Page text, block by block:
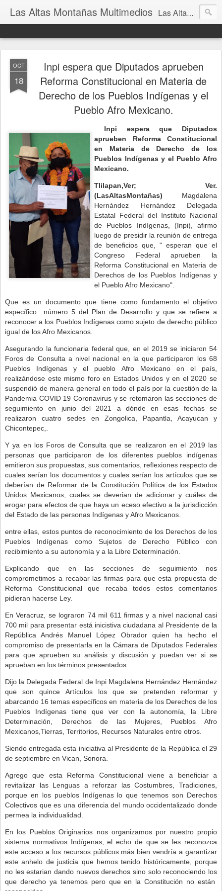
Las Altas Montañas Multimedios Las Altas Montañas Multimedios
OCT
18
Inpi espera que Diputados aprueben
Reforma Constitucional en Materia de
Derecho de los Pueblos Indígenas y el
Pueblo Afro Mexicano.
Inpi espera que Diputados
aprueben Reforma Constitucional
en Materia de Derecho de los
Pueblos Indígenas y el Pueblo Afro
Mexicano.
Tlilapan,Ver; Ver.
(LasAltasMontañas) Magdalena
Hernández Hernández Delegada
Estatal Federal del Instituto Nacional
de Pueblos Indígenas, (Inpi), afirmo
luego de presidir la reunión de entrega
de beneficios que, " esperan que el
Congreso Federal aprueben la
Reforma Constitucional en Materia de
Derechos de los Pueblos Indígenas y
el Pueblo Afro Mexicano".
Que es un documento que tiene como fundamento el objetivo
específico número 5 del Plan de Desarrollo y que se refiere a
reconocer a los Pueblos Indígenas como sujeto de derecho público
igual de los Afro Mexicanos.
Asegurando la funcionaria federal que, en el 2019 se iniciaron 54
Foros de Consulta a nivel nacional en la que participaron los 68
Pueblos Indígenas y el pueblo Afro Mexicano en el país,
realizándose este mismo foro en Estados Unidos y en el 2020 se
suspendió de manera general en todo el país por la cuestión de la
Pandemia COVID 19 Coronavirus y se retomaron las secciones de
seguimiento en junio del 2021 a dónde en esas fechas se
realizaron cuatro sedes en Zongolica, Papantla, Acayucan y
Chicontepec,.
Y ya en los Foros de Consulta que se realizaron en el 2019 las
personas que participaron de los diferentes pueblos indígenas
emitieron sus propuestas, sus comentarios, reflexiones respecto de
cuales serían los documentos y cuales serían los artículos que se
deberían de Reformar de la Constitución Política de los Estados
Unidos Mexicanos, cuales se deverian de adicionar y cuáles de
erogar para efectos de que haya un eceso efectivo a la jurisdicción
del Estado de las personas Indígenas y Afro Mexicanos.
entre ellas, estos puntos de reconocimiento de los Derechos de los
Pueblos Indígenas como Sujetos de Derecho Público con
recibimiento a su autonomía y a la Libre Determinación.
Explicando que en las secciones de seguimiento nos
comprometimos a recabar las firmas para que esta propuesta de
Reforma Constitucional que recaba todos estos comentarios
pidieran hacerse Ley.
En Veracruz, se lograron 74 mil 611 firmas y a nivel nacional casi
700 mil para presentar está inicistiva ciudadana al Presidente de la
República Andrés Manuel López Obrador quien ha hecho el
compromiso de presentarla en la Cámara de Diputados Federales
para que aprueben su análisis y discusión y puedan ver si se
aprueban en los términos presentados.
Dijo la Delegada Federal de Inpi Magdalena Hernández Hernández
que son quince Artículos los que se pretenden reformar y
abarcando 16 temas específicos en materia de los Derechos de los
Pueblos Indígenas tiene que ver con la autonomía, la Libre
Determinación, Derechos de las Mujeres, Pueblos Afro
Mexicanos,Tierras, Territorios, Recursos Naturales entre otros.
Siendo entregada esta iniciativa al Presidente de la República el 29
de septiembre en Vican, Sonora.
Agrego que esta Reforma Constitucional viene a beneficiar a
revitalizar las Lenguas a reforzar las Costumbres, Tradiciones,
porque en los pueblos Indígenas lo que tenemos son Derechos
Colectivos que es una diferencia del mundo occidentalizado donde
permea la individualidad.
En los Pueblos Originarios nos organizamos por nuestro propio
sistema normativos Indígenas, el echo de que se les reconozca
este acceso a los recursos públicos más bien vendría a garantizar
este anhelo de justicia que hemos tenido históricamente, porque
no les estarian dando nuevos derechos sino solo reconociendo los
que derecho ya tenemos pero que en la Constitución no están